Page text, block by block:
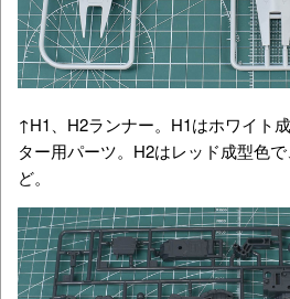
↑H1、H2ランナー。H1はホワイト
ター用パーツ。H2はレッド成型色
ど。